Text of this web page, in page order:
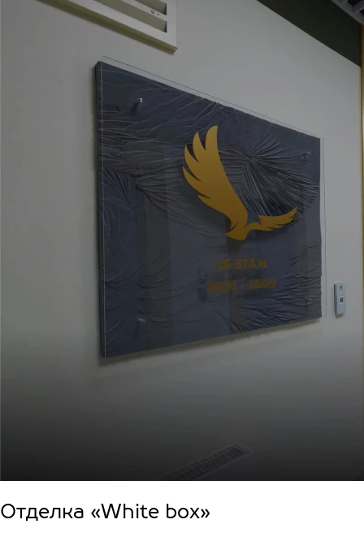
Отделка «White box»